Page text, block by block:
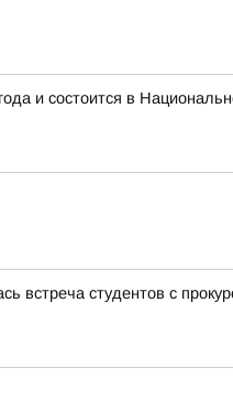
и состоится в
встреча студентов с